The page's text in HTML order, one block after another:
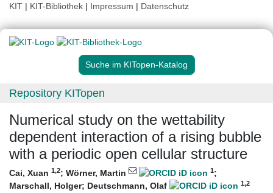
KIT | KIT-Bibliothek | Impressum | Datenschutz
Suche im KITopen-Katalog
Repository KITopen
Numerical study on the wettability
dependent interaction of a rising bubble
with a periodic open cellular structure
Cai, Xuan 1,2; Wörner, Martin 1;
Marschall, Holger; Deutschmann, Olaf 1,2